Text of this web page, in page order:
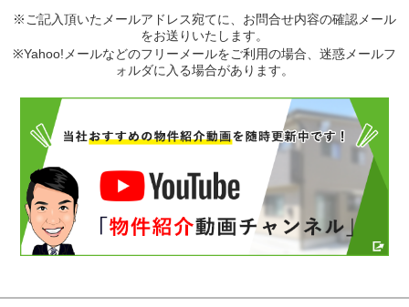
※ご記入頂いたメールアドレス宛てに、お問合せ内容の確認メール
をお送りいたします。
※Yahoo!メールなどのフリーメールをご利用の場合、迷惑メールフ
ォルダに入る場合があります。